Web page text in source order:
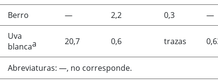
Berro
— 2,2 0,3
—
Uva
blancaa 20,7 0,6 trazas
Abreviaturas: —, no corresponde.